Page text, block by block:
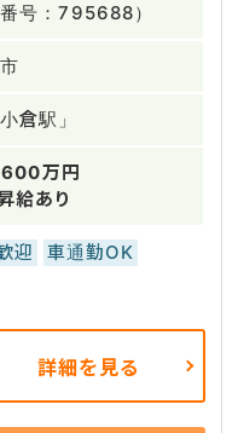
号：795688）
倉駅」
万円
給あり
迎
車通勤OK
詳細を見る